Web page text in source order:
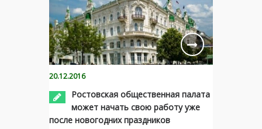
20.12.2016
Ростовская общественная палата
может начать свою работу уже
после новогодних праздников